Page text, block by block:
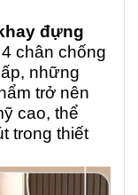
khay đựng
chân chống
những
trở nên
cao, thể
trong thiết